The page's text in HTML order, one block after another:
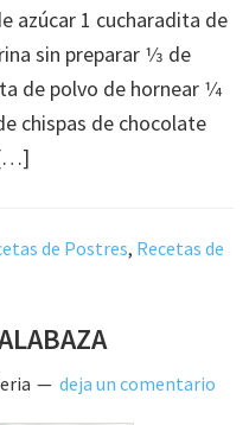
azúcar 1 cucharadita de
sin preparar 1⁄3 de
de polvo de hornear 1⁄4
chispas de chocolate
[…]
de Postres, Recetas de
deja un comentario